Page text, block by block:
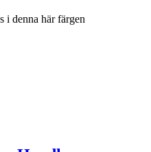
i denna här färgen